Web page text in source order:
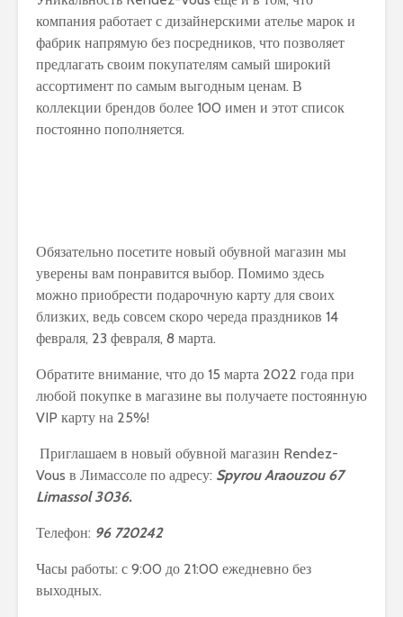
компания работает с дизайнерскими ателье марок и
фабрик напрямую без посредников, что позволяет
предлагать своим покупателям самый широкий
ассортимент по самым выгодным ценам. В
коллекции брендов более 100 имен и этот список
постоянно пополняется.
Обязательно посетите новый обувной магазин мы
уверены вам понравится выбор. Помимо здесь
можно приобрести подарочную карту для своих
близких, ведь совсем скоро череда праздников 14
февраля, 23 февраля, 8 марта.
Обратите внимание, что до 15 марта 2022 года при
любой покупке в магазине вы получаете постоянную
VIP карту на 25%!
Приглашаем в новый обувной магазин Rendez-
Vous в Лимассоле по адресу: Spyrou Araouzou 67
Limassol 3036.
Телефон: 96 720242
Часы работы: с 9:00 до 21:00 ежедневно без
выходных.